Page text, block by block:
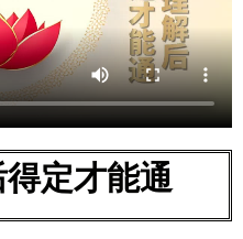
定才能通